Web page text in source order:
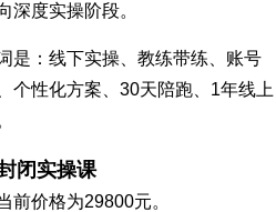
深度实操阶段。
是：线下实操、教练带练、账号
个性化方案、30天陪跑、1年线上
闭实操课
前价格为29800元。